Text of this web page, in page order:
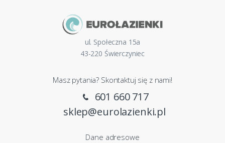
ul. Społeczna 15a
43-220 Świerczyniec
Masz pytania? Skontaktuj się z nami!
601 660 717
sklep@eurolazienki.pl
Dane adresowe